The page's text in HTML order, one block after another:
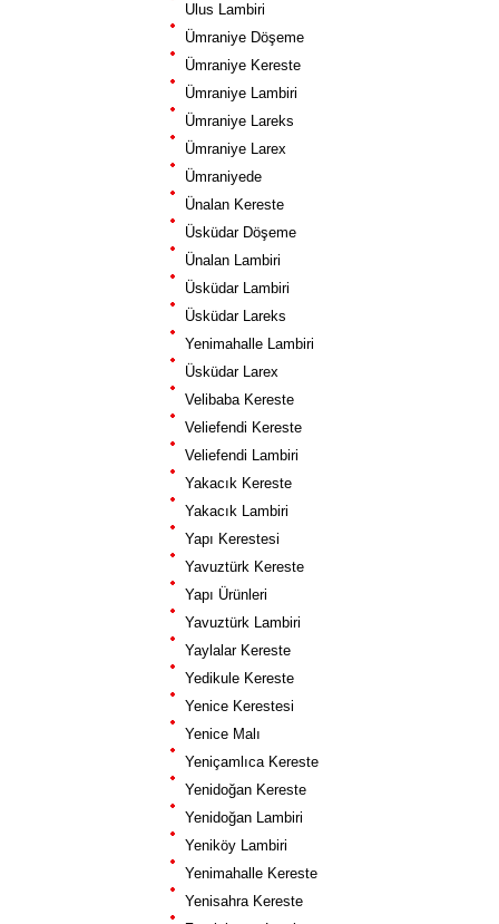
Ulus Lambiri
Ümraniye Döşeme
Ümraniye Kereste
Ümraniye Lambiri
Ümraniye Lareks
Ümraniye Larex
Ümraniyede
Ünalan Kereste
Üsküdar Döşeme
Ünalan Lambiri
Üsküdar Lambiri
Üsküdar Lareks
Yenimahalle Lambiri
Üsküdar Larex
Velibaba Kereste
Veliefendi Kereste
Veliefendi Lambiri
Yakacık Kereste
Yakacık Lambiri
Yapı Kerestesi
Yavuztürk Kereste
Yapı Ürünleri
Yavuztürk Lambiri
Yaylalar Kereste
Yedikule Kereste
Yenice Kerestesi
Yenice Malı
Yeniçamlıca Kereste
Yenidoğan Kereste
Yenidoğan Lambiri
Yeniköy Lambiri
Yenimahalle Kereste
Yenisahra Kereste